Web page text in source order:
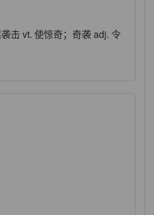
击 vt. 使惊奇；奇袭 adj. 令